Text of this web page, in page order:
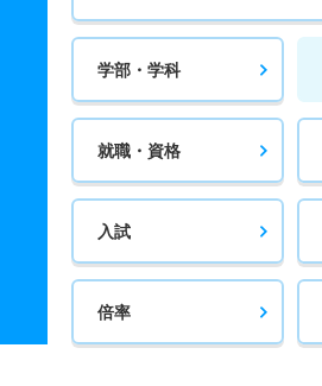
学部・学科
就職・資格
入試
倍率